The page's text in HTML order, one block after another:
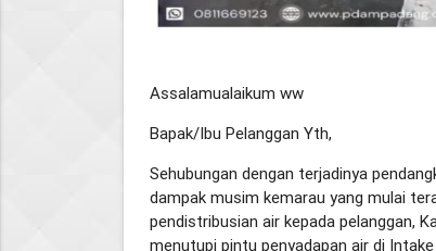
Assalamualaikum ww
Bapak/Ibu Pelanggan Yth,
Sehubungan dengan terjadinya
dampak musim kemarau yang mulai
pendistribusian air kepada pelanggan,
menutupi pintu penyadapan air di